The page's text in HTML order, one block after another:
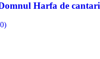
Harfa de cantari